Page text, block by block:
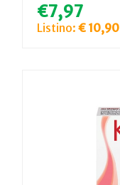
€7,97
Listino: € 10,90